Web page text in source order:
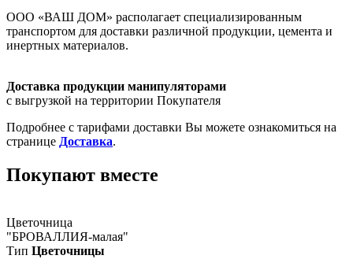
ООО «ВАШ ДОМ» располагает специализированным
транспортом для доставки различной продукции, цемента и
инертных материалов.
Доставка продукции манипуляторами
с выгрузкой на территории Покупателя
Подробнее с тарифами доставки Вы можете ознакомиться на
странице Доставка.
Покупают вместе
Цветочница
"БРОВАЛЛИЯ-малая"
Тип Цветочницы